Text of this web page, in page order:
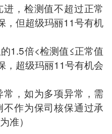
，检测值不超过正常
，但超级玛丽11号有机
1.5倍<检测值≤正常值
，超级玛丽11号有机会
常，如为多项异常，需
作为保司核保通过承
准）